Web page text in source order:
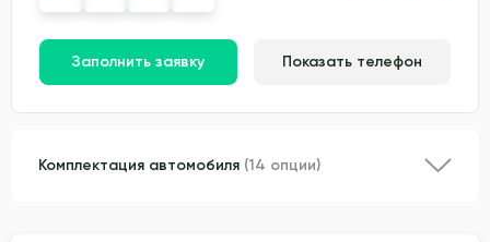
Заполнить заявку Показать телефон
Комплектация автомобиля (14 опции)